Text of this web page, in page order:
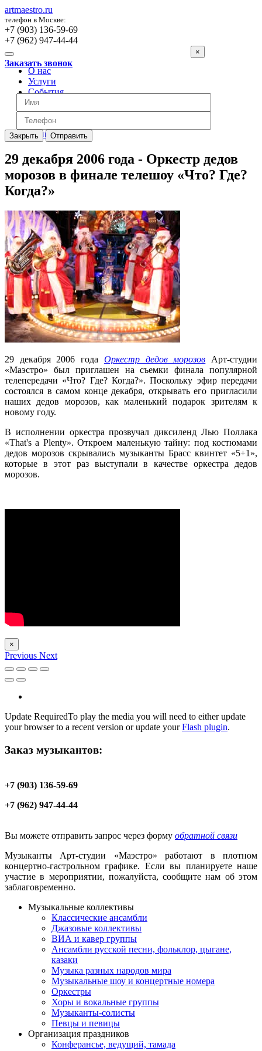
artmaestro.ru
телефон в Москве:
+7 (903) 136-59-69
+7 (962) 947-44-44
Заказать звонок
×
Закрыть Отправить
О нас
Услуги
События
Вопросы
Отзывы
Обратная связь
Цены
29 декабря 2006 года - Оркестр дедов
морозов в финале телешоу «Что? Где?
Когда?»
29 декабря 2006 года Оркестр дедов морозов Арт-студии
«Маэстро» был приглашен на съемки финала популярной
телепередачи «Что? Где? Когда?». Поскольку эфир передачи
состоялся в самом конце декабря, открывать его пригласили
наших дедов морозов, как маленький подарок зрителям к
новому году.
В исполнении оркестра прозвучал диксиленд Лью Поллака
«That's a Plenty». Откроем маленькую тайну: под костюмами
дедов морозов скрывались музыканты Брасс квинтет «5+1»,
которые в этот раз выступали в качестве оркестра дедов
морозов.
×
Previous Next
Update RequiredTo play the media you will need to either update
your browser to a recent version or update yourFlash plugin.
Заказ музыкантов:
+7 (903) 136-59-69
+7 (962) 947-44-44
Вы можете отправить запрос через форму обратной связи
Музыканты Арт-студии «Маэстро» работают в плотном
концертно-гастрольном графике. Если вы планируете наше
участие в мероприятии, пожалуйста, сообщите нам об этом
заблаговременно.
Музыкальные коллективы
Классические ансамбли
Джазовые коллективы
ВИА и кавер группы
Ансамбли русской песни, фольклор, цыгане,
казаки
Музыка разных народов мира
Музыкальные шоу и концертные номера
Оркестры
Хоры и вокальные группы
Музыканты-солисты
Певцы и певицы
Организация праздников
Конферансье, ведущий, тамада